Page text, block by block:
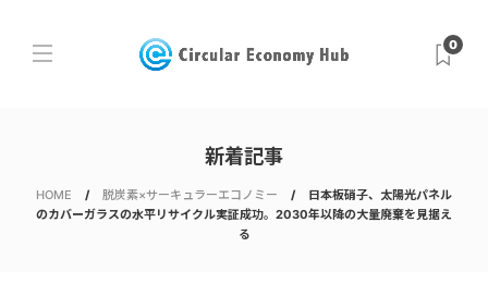
0
新着記事
HOME 脱炭素×サーキュラーエコノミー
日本板硝子、太陽光パネル
のカバーガラスの水平リサイクル実証成功。2030年以降の大量廃棄を見据え
る